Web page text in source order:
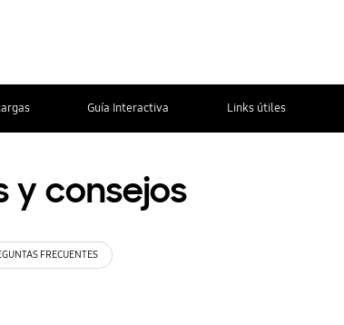
Guía Interactiva Links útiles
y consejos
FRECUENTES